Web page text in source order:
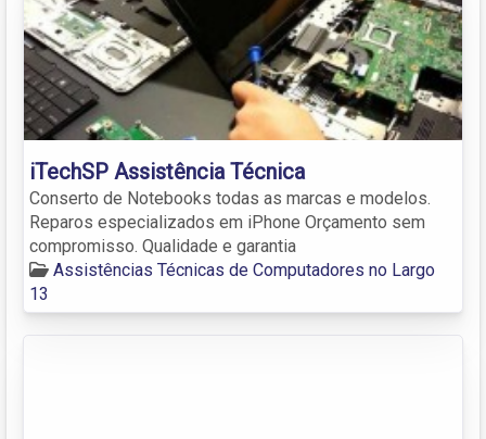
iTechSP Assistência Técnica
Conserto de Notebooks todas as marcas e modelos.
Reparos especializados em iPhone Orçamento sem
compromisso. Qualidade e garantia
Assistências Técnicas de Computadores no Largo
13